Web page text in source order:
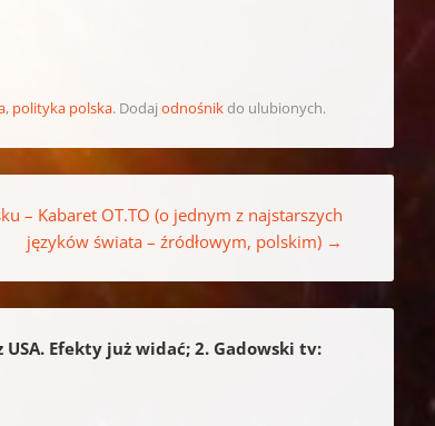
, polityka polska. Dodajodnośnikdo ulubionych.
– Kabaret OT.TO (o jednym z najstarszych
języków świata – źródłowym, polskim) →
Efekty już widać; 2. Gadowski tv: